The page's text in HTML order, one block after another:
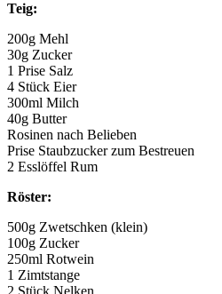
Teig:
200g Mehl
30g Zucker
1 Prise Salz
4 Stück Eier
300ml Milch
40g Butter
Rosinen nach Belieben
Prise Staubzucker zum Bestreuen
2 Esslöffel Rum
Röster:
500g Zwetschken (klein)
100g Zucker
250ml Rotwein
1 Zimtstange